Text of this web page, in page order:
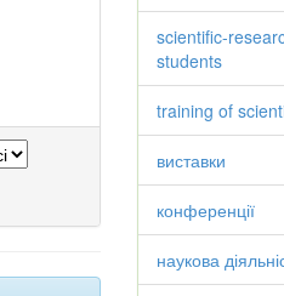
scientific-
students
training of
виставки
конференції
наукова